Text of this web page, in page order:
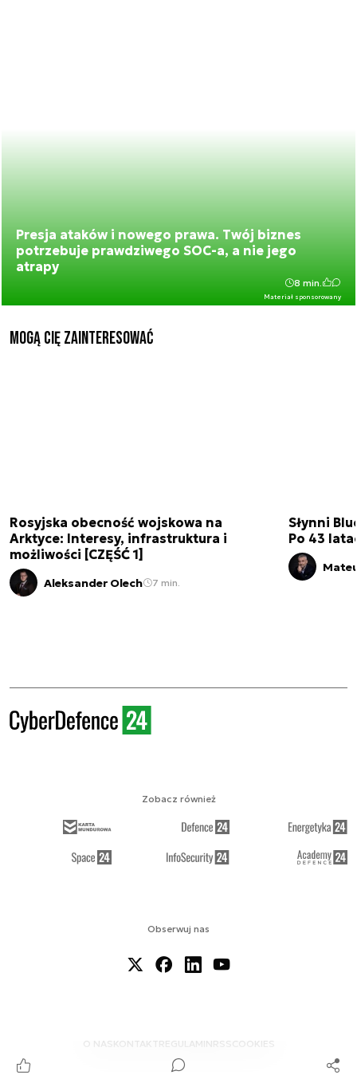
Presja ataków i nowego prawa. Twój biznes
potrzebuje prawdziwego SOC-a, a nie jego
atrapy
Materiał sponsorowany
8 min.
Mogą Cię zainteresować
Rosyjska obecność wojskowa na
Arktyce: Interesy, infrastruktura i
możliwości [CZĘŚĆ 1]
Aleksander Olech 7 min.
Słynni
Po 43
Obserwuj nas
O NAS KONTAKTREGULAMINRSS COOKIES
Zobacz również